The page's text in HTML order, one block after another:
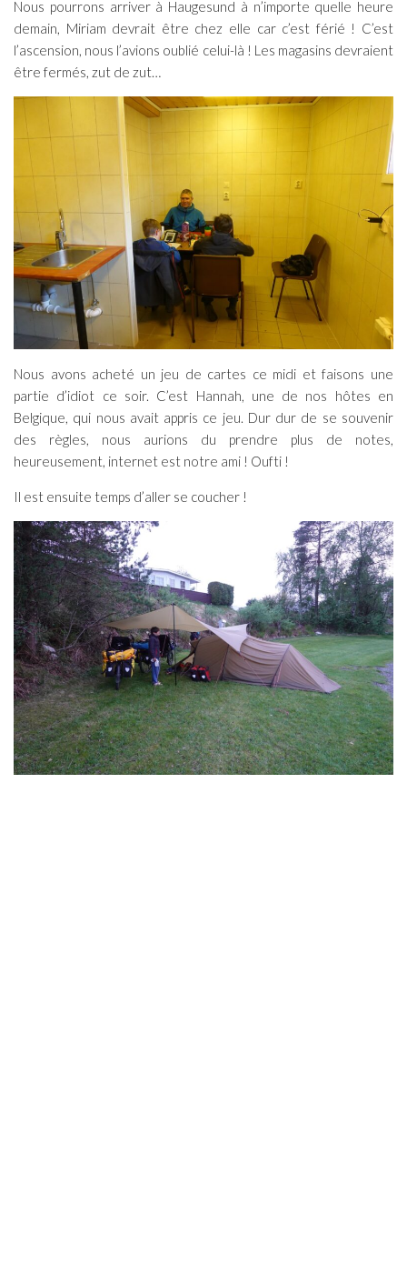
Nous pourrons arriver à Haugesund à n’importe quelle heure
demain, Miriam devrait être chez elle car c’est férié ! C’est
l’ascension, nous l’avions oublié celui-là ! Les magasins devraient
être fermés, zut de zut…
Nous avons acheté un jeu de cartes ce midi et faisons une
partie d’idiot ce soir. C’est Hannah, une de nos hôtes en
Belgique, qui nous avait appris ce jeu. Dur dur de se souvenir
des règles, nous aurions du prendre plus de notes,
heureusement, internet est notre ami ! Oufti !
Il est ensuite temps d’aller se coucher !